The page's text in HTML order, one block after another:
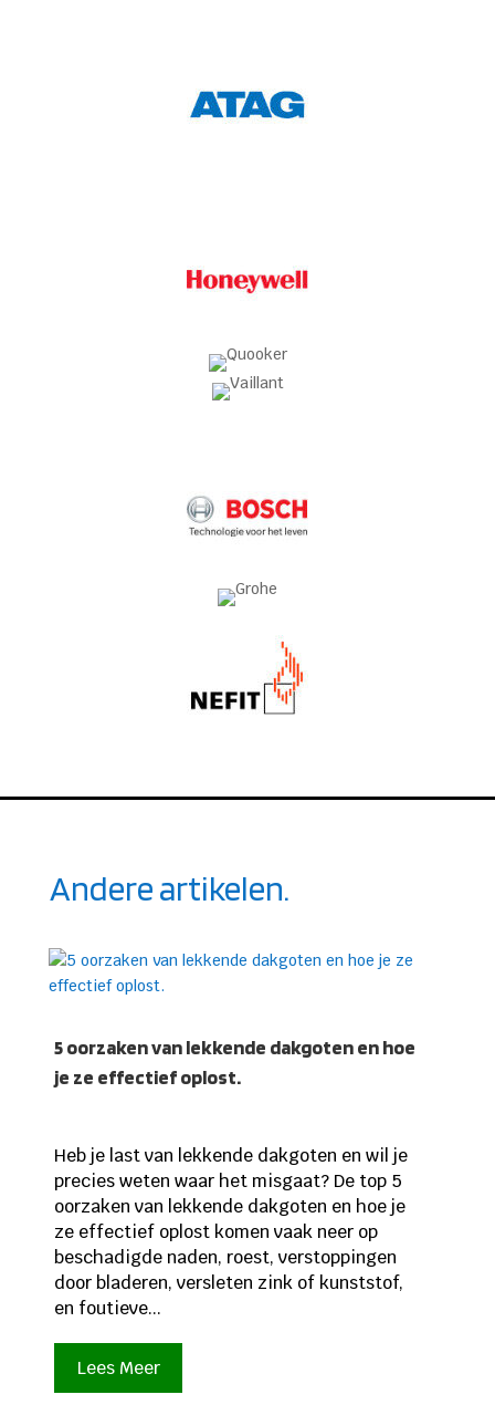
Andere artikelen.
5 oorzaken van lekkende dakgoten en hoe
je ze effectief oplost.
Heb je last van lekkende dakgoten en wil je
precies weten waar het misgaat? De top 5
oorzaken van lekkende dakgoten en hoe je
ze effectief oplost komen vaak neer op
beschadigde naden, roest, verstoppingen
door bladeren, versleten zink of kunststof,
en foutieve...
Lees Meer